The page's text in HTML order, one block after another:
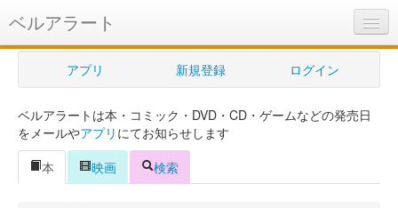
ベルアラート
ベルアラートとは
ヘルプ
新規登録
ログイン
アプリ 新規登録 ログイン
ベルアラートは本・コミック・DVD・CD・ゲームなどの発売日
をメールやアプリ にてお知らせします
本
映画 検索